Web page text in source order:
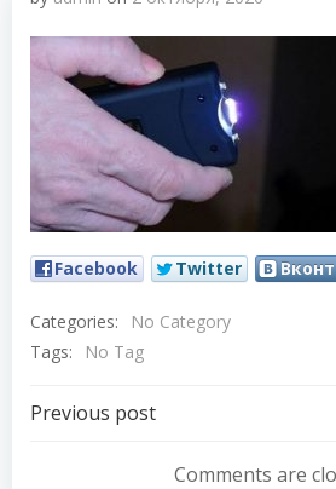
Facebook Twitter
Categories:
No Category
Tags:
No Tag
Навигация
Previous post
Comments are